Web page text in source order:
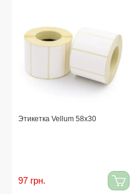
Этикетка Vellum 58x30
97 грн.